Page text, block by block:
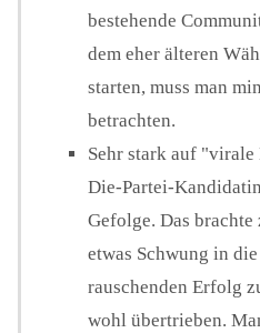
bestehende
dem eher älteren
starten, muss man
betrachten.
Sehr stark auf
Die-Partei-
Gefolge. Das
etwas Schwung in
rauschenden Erfolg
wohl übertrieben.